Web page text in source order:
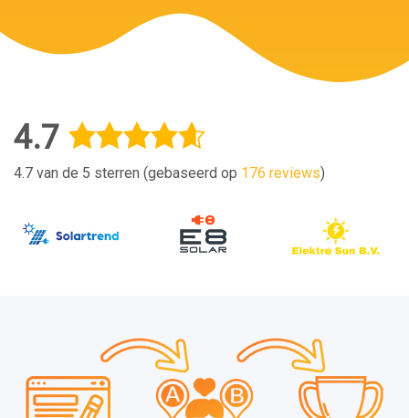
4.7
4.7 van de 5 sterren (gebaseerd op 176 reviews)